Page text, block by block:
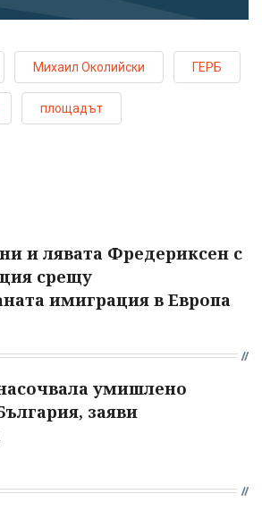
Михаил Околийски ГЕРБ
площадът
и лявата Фредериксен с
срещу
имиграция в Европа
умишлено
заяви